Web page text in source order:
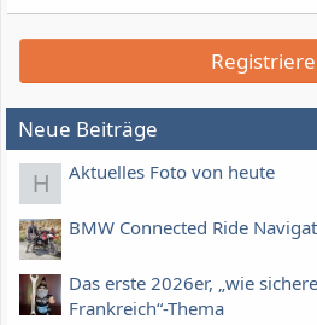
Neue Beiträge
H Aktuelles Foto von heute
BMW Connected Ride
Das erste 2026er, „wie
Frankreich“-Thema